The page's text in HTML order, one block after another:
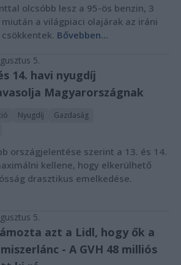
olcsóbb lesz a 95-ös benzin, 3
a világpiaci olajárak az iráni
Bővebben...
5.
14. havi nyugdíj
Magyarországnak
Nyugdíj
Gazdaság
országjelentése szerint a 13. és 14.
kellene, hogy elkerülhető
drasztikus emelkedése.
5.
azt a Lidl, hogy ők a
- A GVH 48 milliós